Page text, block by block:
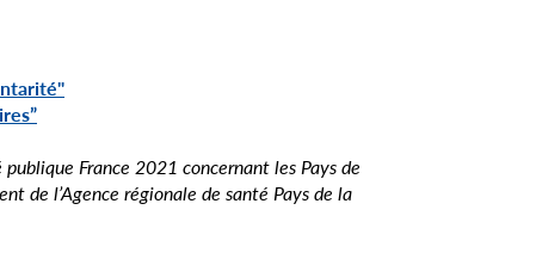
France 2021 concernant les Pays de
de l’Agence régionale de santé Pays de la